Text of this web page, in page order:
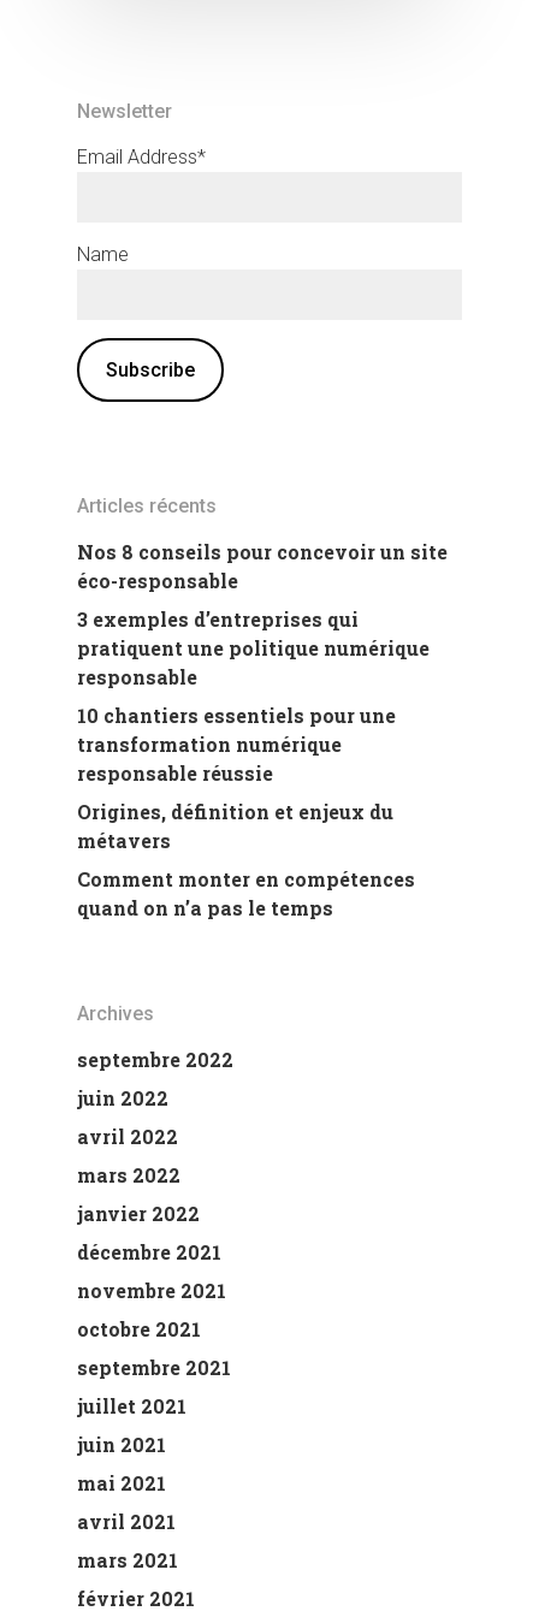
Newsletter
Email Address*
Name
Articles récents
Nos 8 conseils pour concevoir un site
éco-responsable
3 exemples d’entreprises qui
pratiquent une politique numérique
responsable
10 chantiers essentiels pour une
transformation numérique
responsable réussie
Origines, définition et enjeux du
métavers
Comment monter en compétences
quand on n’a pas le temps
Archives
septembre 2022
juin 2022
avril 2022
mars 2022
janvier 2022
décembre 2021
novembre 2021
octobre 2021
septembre 2021
juillet 2021
juin 2021
mai 2021
avril 2021
mars 2021
février 2021